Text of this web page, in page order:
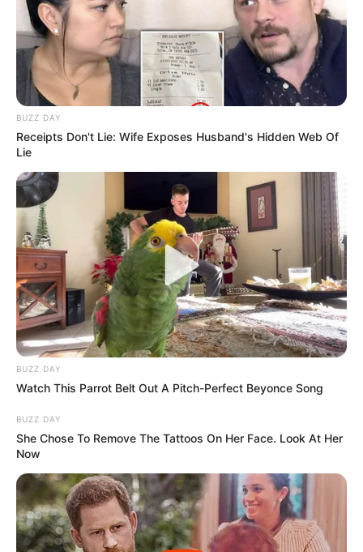
BUZZ DAY
Receipts Don't Lie: Wife Exposes Husband's Hidden Web Of
Lie
BUZZ DAY
Watch This Parrot Belt Out A Pitch-Perfect Beyonce Song
BUZZ DAY
She Chose To Remove The Tattoos On Her Face. Look At Her
Now